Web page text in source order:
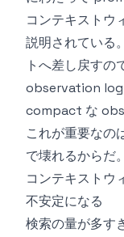
コンテキストウ
説明されている
トへ差し戻すの
observation log
compact な
これが重要なの
で壊れるからだ。
コンテキストウ
不安定になる
検索の量が多す